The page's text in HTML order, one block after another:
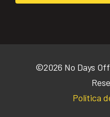
©2026 No Days
Política